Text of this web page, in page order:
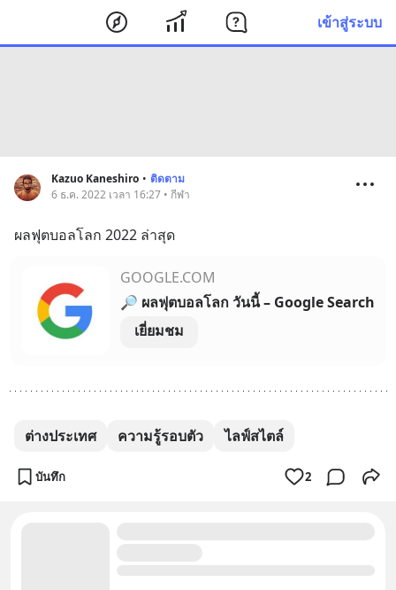
เข้าสู่ระบบ
Kazuo Kaneshiro • ติดตาม
6 ธ.ค. 2022 เวลา 16:27 • กีฬา
ผลฟุตบอลโลก 2022 ล่าสุด
GOOGLE.COM
🔎 ผลฟุตบอลโลก วันนี้ – Google Search
เยี่ยมชม
ต่างประเทศ ความรู้รอบตัว ไลฟ์สไตล์
บันทึก 2